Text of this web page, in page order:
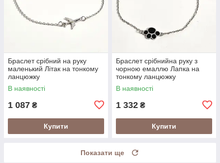
Браслет срібний на руку
маленький Літак на тонкому
ланцюжку
В наявності
1 087 ₴
Купити
Браслет срібнийна руку з
чорною емаллю Лапка на
тонкому ланцюжку
В наявності
1 332 ₴
Купити
Показати ще